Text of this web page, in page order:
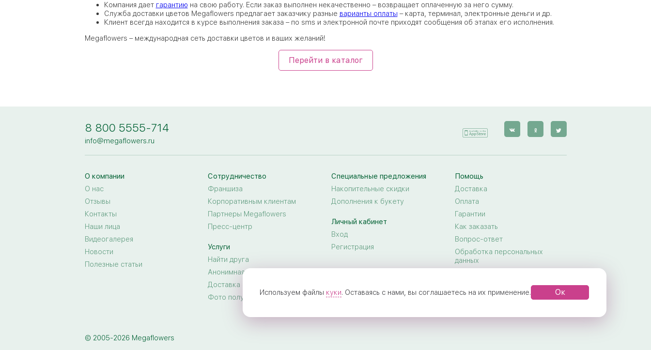
Компания дает гарантию на свою работу. Если заказ выполнен некачественно – возвращает оплаченную за него сумму.
Служба доставки цветов Megaflowers предлагает заказчику разные варианты оплаты – карта, терминал, электронные деньги и др.
Клиент всегда находится в курсе выполнения заказа – по sms и электронной почте приходят сообщения об этапах его исполнения.
Megaflowers – международная сеть доставки цветов и ваших желаний!
Перейти в каталог
8 800 5555-714
info@megaflowers.ru
О компании
О нас
Отзывы
Контакты
Наши лица
Видеогалерея
Новости
Полезные статьи
Сотрудничество
Франшиза
Корпоративным клиентам
Партнеры Megaflowers
Пресс-центр
Услуги
Найти друга
Анонимная доставка цветов
Доставка цветов за границу
Фото получателя
Специальные предложения
Накопительные скидки
Дополнения к букету
Личный кабинет
Вход
Регистрация
Помощь
Доставка
Оплата
Гарантии
Как заказать
Вопрос-ответ
Обработка персональных
данных
Правила предоставления услуг
Задать вопрос
© 2005-2026 Megaflowers
Используем файлы куки. Оставаясь с нами, вы соглашаетесь на их применение. Ок